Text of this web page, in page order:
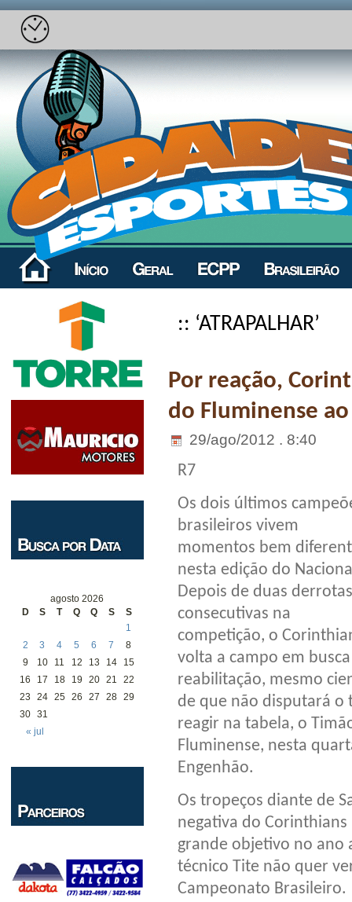
agosto 2026
D
S T Q Q S S
« jul
1
2
3 4 5 6 7
8
9
10 11 12 13 14
15
16
17 18 19 20 21
22
23
24 25 26 27 28 29
30 31
:: ‘ATRAPALHAR’
Por reação,
do Fluminense
29/ago/2012 . 8:40
R7
Os dois últimos
brasileiros vivem
momentos bem
nesta edição do
Depois de duas derrotas
consecutivas na
competição, o
volta a campo em
reabilitação, mesmo
de que não disputará o
reagir na tabela, o
Fluminense, nesta
Engenhão.
Os tropeços diante de
negativa do
grande objetivo no ano
técnico Tite não quer
Campeonato Brasileiro.